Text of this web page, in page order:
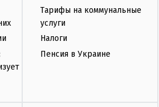
Тарифы на коммунальные
услуги
Налоги
Пенсия в Украине